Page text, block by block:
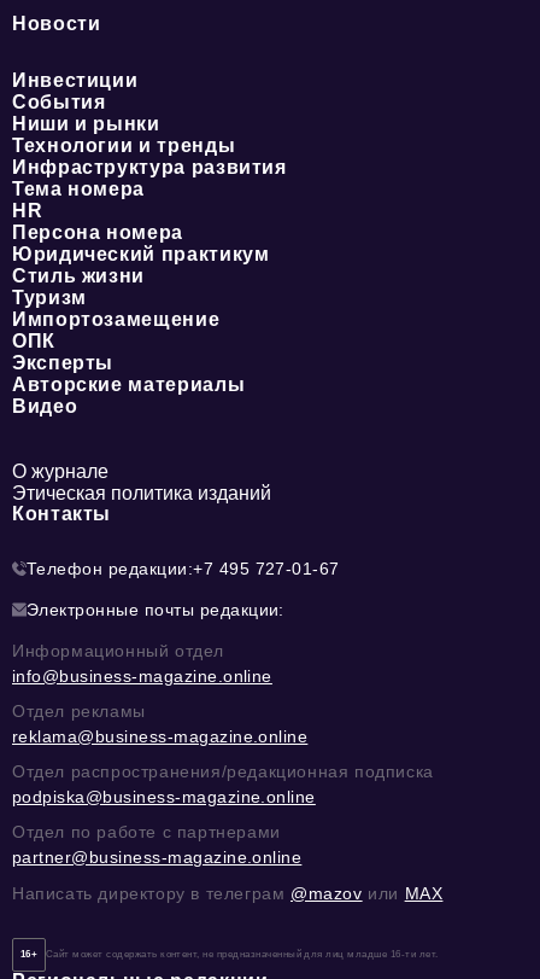
Новости
Инвестиции
События
Ниши и рынки
Технологии и тренды
Инфраструктура развития
Тема номера
HR
Персона номера
Юридический практикум
Стиль жизни
Туризм
Импортозамещение
ОПК
Эксперты
Авторские материалы
Видео
О журнале
Этическая политика изданий
Контакты
Телефон редакции:+7 495 727-01-67
Электронные почты редакции:
Информационный отдел
info@business-magazine.online
Отдел рекламы
reklama@business-magazine.online
Отдел распространения/редакционная подписка
podpiska@business-magazine.online
Отдел по работе с партнерами
partner@business-magazine.online
Написать директору в телеграм @mazov или MAX
16+ Сайт может содержать контент, не предназначенный для лиц младше 16-ти лет.